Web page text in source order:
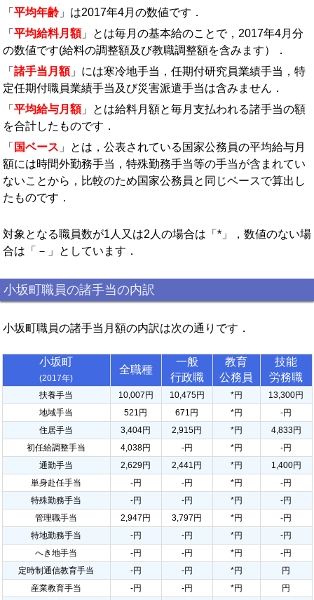
「 平均年齢 」は2017年4月の数値です．
「 平均給料月額」とは毎月の基本給のことで，2017年4月分
の数値です(給料の調整額及び教職調整額を含みます）．
「 諸手当月額」には寒冷地手当，任期付研究員業績手当，特
定任期付職員業績手当及び災害派遣手当は含みません．
「 平均給与月額」とは給料月額と毎月支払われる諸手当の額
を合計したものです．
「 国ベース 」とは，公表されている国家公務員の平均給与月
額には時間外勤務手当，特殊勤務手当等の手当が含まれてい
ないことから，比較のため国家公務員と同じベースで算出し
たものです．
対象となる職員数が1人又は2人の場合は「*」，数値のない場
合は「－」としています．
小坂町職員の諸手当の内訳
小坂町職員の諸手当月額の内訳は次の通りです．
小坂町
(2017年)
全職種
一般
行政職
教育
公務員
技能
労務職
扶養手当 10,007円 10,475円 *円
13,300円
地域手当
521円 671円 *円
-円
住居手当
3,404円 2,915円 *円
4,833円
初任給調整手当
4,038円 -円 *円
-円
通勤手当
2,629円 2,441円 *円
1,400円
単身赴任手当
-円 -円 *円
-円
特殊勤務手当
-円 -円 *円
-円
管理職手当
2,947円 3,797円 *円
-円
特地勤務手当
-円 -円 *円
-円
へき地手当
-円 -円 *円
-円
定時制通信教育手当
-円 -円 *円
円
産業教育手当
-円 -円 *円
円